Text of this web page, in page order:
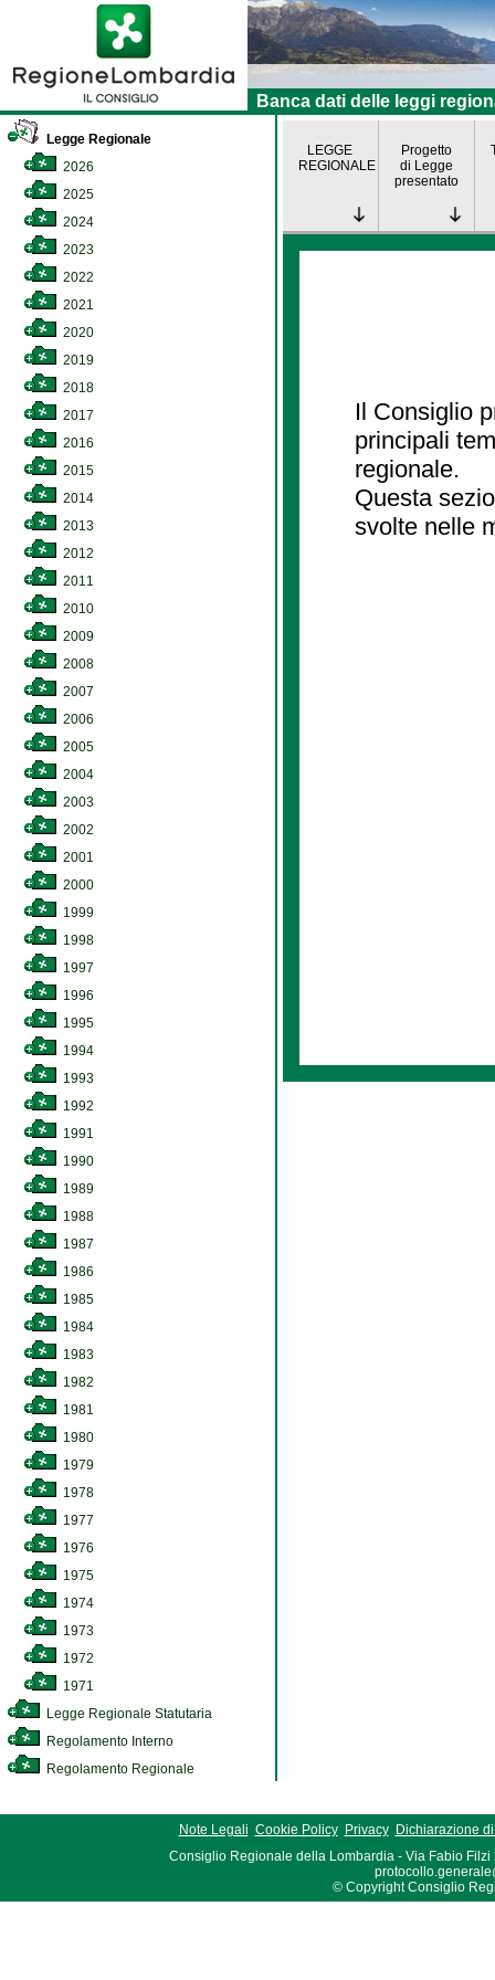
Banca dati delle leggi
Legge Regionale
2026
2025
2024
2023
2022
2021
2020
2019
2018
2017
2016
2015
2014
2013
2012
2011
2010
2009
2008
2007
2006
2005
2004
2003
2002
2001
2000
1999
1998
1997
1996
1995
1994
1993
1992
1991
1990
1989
1988
1987
1986
1985
1984
1983
1982
1981
1980
1979
1978
1977
1976
1975
1974
1973
1972
1971
Legge Regionale Statutaria
Regolamento Interno
Regolamento Regionale
LEGGE
REGIONALE
Progetto
di Legge
presentato
Il Consiglio
principali
regionale.
Questa
svolte nelle
Note Legali Cookie Policy Privacy
Dichiarazione
Consiglio Regionale della Lombardia - Via Fabio Filzi
© Copyright Consiglio